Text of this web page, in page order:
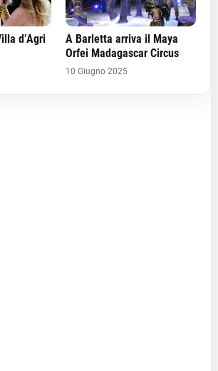
d’Agri
A Barletta arriva il Maya
Orfei Madagascar Circus
10 Giugno 2025